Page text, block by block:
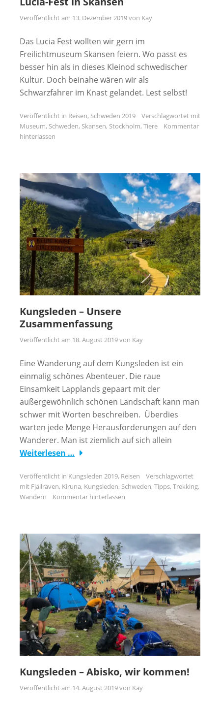
Veröffentlicht am 13. Dezember 2019von Kay
Das Lucia Fest wollten wir gern im
Freilichtmuseum Skansen feiern. Wo passt es
besser hin als in dieses Kleinod schwedischer
Kultur. Doch beinahe wären wir als
Schwarzfahrer im Knast gelandet. Lest selbst!
Veröffentlicht in Reisen, Schweden 2019
Verschlagwortet mit
Museum, Schweden, Skansen, Stockholm, Tiere
Kommentar
hinterlassen
Kungsleden – Unsere
Zusammenfassung
Veröffentlicht am 18. August 2019von Kay
Eine Wanderung auf dem Kungsleden ist ein
einmalig schönes Abenteuer. Die raue
Einsamkeit Lapplands gepaart mit der
außergewöhnlich schönen Landschaft kann man
schwer mit Worten beschreiben. Überdies
warten jede Menge Herausforderungen auf den
Wanderer. Man ist ziemlich auf sich allein
Weiterlesen …
Veröffentlicht in Kungsleden 2019, Reisen
Verschlagwortet
mit Fjällräven, Kiruna, Kungsleden, Schweden, Tipps, Trekking,
Wandern
Kommentar hinterlassen
Kungsleden – Abisko, wir kommen!
Veröffentlicht am 14. August 2019von Kay